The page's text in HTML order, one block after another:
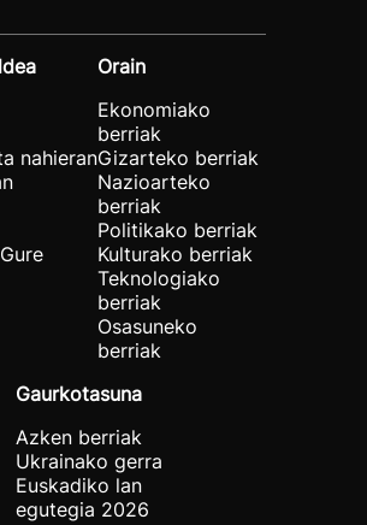
nahieran
Orain
Ekonomiako
berriak
Gizarteko berriak
Nazioarteko
berriak
Politikako berriak
Kulturako berriak
Teknologiako
berriak
Osasuneko
berriak
Gaurkotasuna
Azken berriak
Ukrainako gerra
Euskadiko lan
egutegia 2026